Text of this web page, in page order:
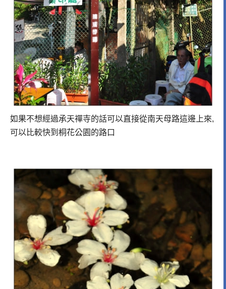
如果不想經過承天禪寺的話可以直接從南天母路這邊上來,
可以比較快到桐花公園的路口